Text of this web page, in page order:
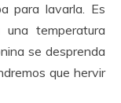
para lavarla. Es
temperatura
se desprenda
que hervir